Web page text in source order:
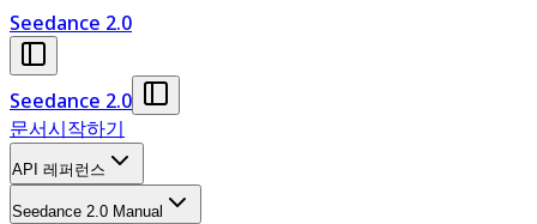
Seedance 2.0
Seedance 2.0
문서시작하기
API 레퍼런스
Seedance 2.0 Manual